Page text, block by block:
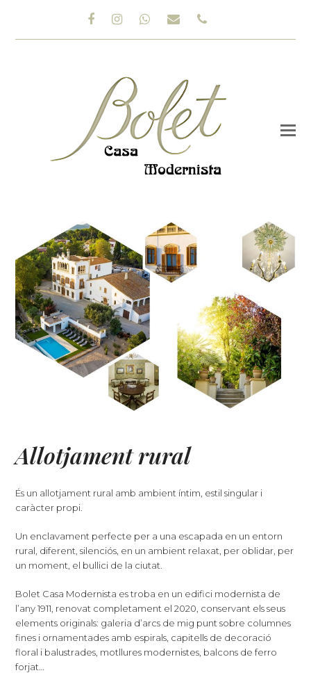
FacebookInstagramWhatsapp
EmailPhone
Allotjament rural
És un allotjament rural amb ambient íntim, estil singular i
caràcter propi.
Un enclavament perfecte per a una escapada en un entorn
rural, diferent, silenciós, en un ambient relaxat, per oblidar, per
un moment, el bullici de la ciutat.
Bolet Casa Modernista es troba en un edifici modernista de
l’any 1911, renovat completament el 2020, conservant els seus
elements originals: galeria d’arcs de mig punt sobre columnes
fines i ornamentades amb espirals, capitells de decoració
floral i balustrades, motllures modernistes, balcons de ferro
forjat…